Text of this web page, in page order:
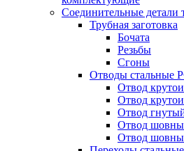
Соединительные детали
Трубная заготовка
Бочата
Резьбы
Сгоны
Отводы стальные
Отвод
Отвод
Отвод
Отвод
Отвод